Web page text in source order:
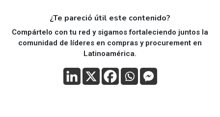
¿Te pareció útil este contenido?
Compártelo con tu red y sigamos fortaleciendo juntos la
comunidad de líderes en compras y procurement en
Latinoamérica.